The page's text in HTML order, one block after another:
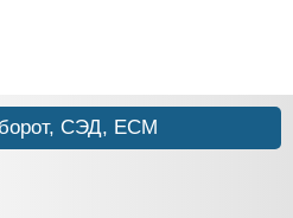
СЭД, ECM